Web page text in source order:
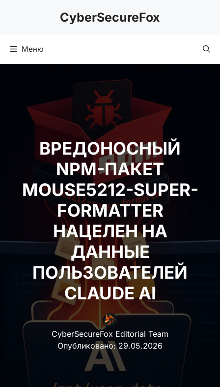
CyberSecureFox
Меню
ВРЕДОНОСНЫЙ
NPM-ПАКЕТ
MOUSE5212-SUPER-
FORMATTER
НАЦЕЛЕН НА
ДАННЫЕ
ПОЛЬЗОВАТЕЛЕЙ
CLAUDE AI
CyberSecureFox Editorial Team
Опубликовано:29.05.2026